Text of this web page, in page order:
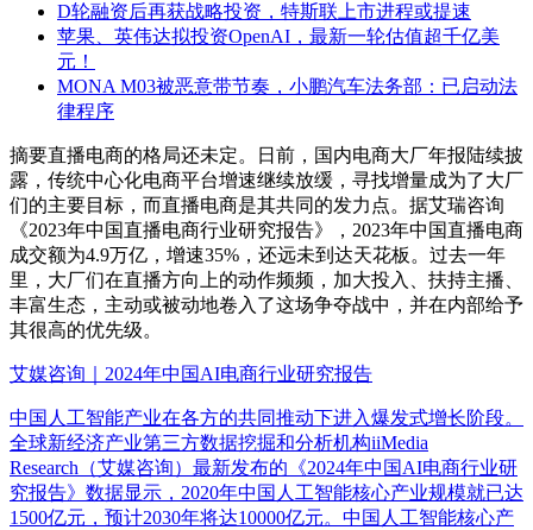
D轮融资后再获战略投资，特斯联上市进程或提速
苹果、英伟达拟投资OpenAI，最新一轮估值超千亿美
元！
MONA M03被恶意带节奏，小鹏汽车法务部：已启动法
律程序
摘要直播电商的格局还未定。日前，国内电商大厂年报陆续披
露，传统中心化电商平台增速继续放缓，寻找增量成为了大厂
们的主要目标，而直播电商是其共同的发力点。据艾瑞咨询
《2023年中国直播电商行业研究报告》，2023年中国直播电商
成交额为4.9万亿，增速35%，还远未到达天花板。过去一年
里，大厂们在直播方向上的动作频频，加大投入、扶持主播、
丰富生态，主动或被动地卷入了这场争夺战中，并在内部给予
其很高的优先级。
艾媒咨询｜2024年中国AI电商行业研究报告
中国人工智能产业在各方的共同推动下进入爆发式增长阶段。
全球新经济产业第三方数据挖掘和分析机构iiMedia
Research（艾媒咨询）最新发布的《2024年中国AI电商行业研
究报告》数据显示，2020年中国人工智能核心产业规模就已达
1500亿元，预计2030年将达10000亿元。中国人工智能核心产